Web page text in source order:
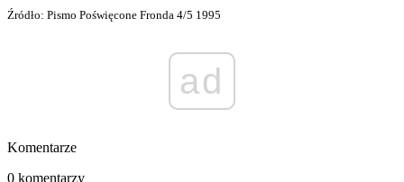
Źródło: Pismo Poświęcone Fronda 4/5 1995
ad
Komentarze
0 komentarzy